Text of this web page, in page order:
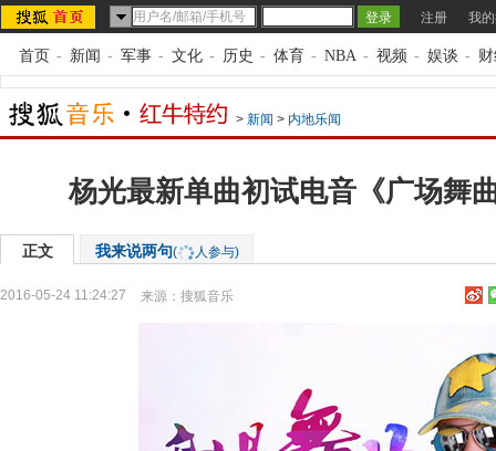
注册 我
首页 - 新闻 - 军事 - 文化 - 历史 - 体育 - NBA - 视频 - 娱谈 -
> 新闻 > 内地乐闻
杨光最新单曲初试电音《广场舞
正文 我来说两句( 人参与)
2016-05-24 11:24:27 来源： 搜狐音乐